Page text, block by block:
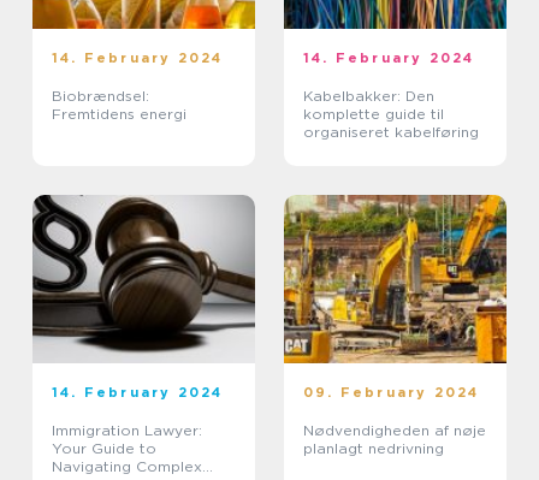
14. February 2024
Biobrændsel:
Fremtidens energi
14. February 2024
Kabelbakker: Den
komplette guide til
organiseret kabelføring
14. February 2024
Immigration Lawyer:
Your Guide to
Navigating Complex
09. February 2024
Nødvendigheden af nøje
planlagt nedrivning